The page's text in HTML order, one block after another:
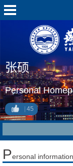
张硕
Personal
45
Personal information